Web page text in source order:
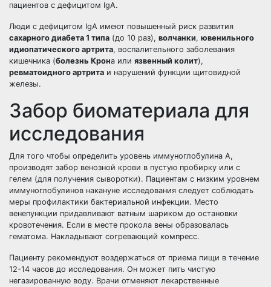
пациентов с дефицитом IgA.
Люди с дефицитом IgA имеют повышенный риск развития
сахарного диабета 1 типа (до 10 раз), волчанки, ювенильного
идиопатического артрита, воспалительного заболевания
кишечника (болезнь Крона или язвенный колит),
ревматоидного артрита и нарушений функции щитовидной
железы.
Забор биоматериала для
исследования
Для того чтобы определить уровень иммуноглобулина А,
производят забор венозной крови в пустую пробирку или с
гелем (для получения сыворотки). Пациентам с низким уровнем
иммуноглобулинов накануне исследования следует соблюдать
меры профилактики бактериальной инфекции. Место
венепункции придавливают ватным шариком до остановки
кровотечения. Если в месте прокола вены образовалась
гематома. Накладывают согревающий компресс.
Пациенту рекомендуют воздержаться от приема пищи в течение
12-14 часов до исследования. Он может пить чистую
негазированную воду. Врачи отменяют лекарственные